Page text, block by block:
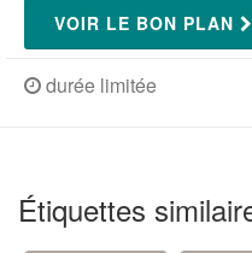
VOIR LE BON PLAN
durée limitée
Étiquettes